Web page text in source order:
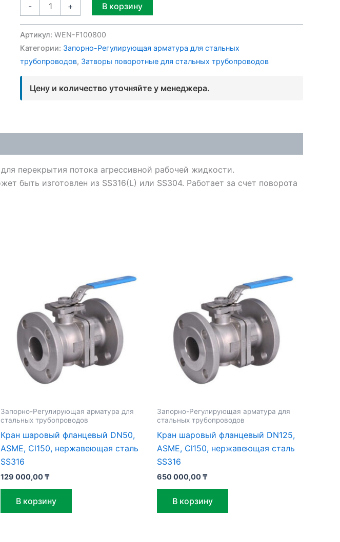
- + В корзину
Артикул: WEN-F100800
Категории: Запорно-Регулирующая арматура для стальных
трубопроводов, Затворы поворотные для стальных трубопроводов
Цену и количество уточняйте у менеджера.
перекрытия потока агрессивной рабочей жидкости.
быть изготовлен из SS316(L) или SS304. Работает за счет поворота
Запорно-Регулирующая арматура для
стальных трубопроводов
Кран шаровый фланцевый DN50,
ASME, Cl150, нержавеющая сталь
SS316
129 000,00₸
В корзину
Запорно-Регулирующая арматура для
стальных трубопроводов
Кран шаровый фланцевый DN125,
ASME, Cl150, нержавеющая сталь
SS316
650 000,00₸
В корзину